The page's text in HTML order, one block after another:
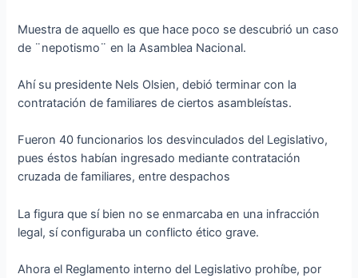
Muestra de aquello es que hace poco se descubrió un caso
de ¨nepotismo¨ en la Asamblea Nacional.
Ahí su presidente Nels Olsien, debió terminar con la
contratación de familiares de ciertos asambleístas.
Fueron 40 funcionarios los desvinculados del Legislativo,
pues éstos habían ingresado mediante contratación
cruzada de familiares, entre despachos
La figura que sí bien no se enmarcaba en una infracción
legal, sí configuraba un conflicto ético grave.
Ahora el Reglamento interno del Legislativo prohíbe, por